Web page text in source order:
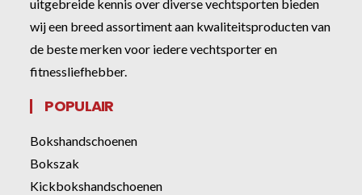
uitgebreide kennis over diverse vechtsporten bieden
wij een breed assortiment aan kwaliteitsproducten van
de beste merken voor iedere vechtsporter en
fitnessliefhebber.
POPULAIR
Bokshandschoenen
Bokszak
Kickbokshandschoenen